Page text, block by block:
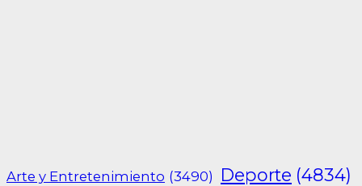
Arte y Entretenimiento (3490) Deporte (4834)